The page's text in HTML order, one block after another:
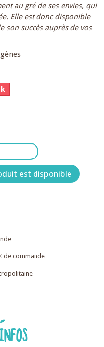
au gré de ses envies, qui
Elle est donc disponible
son succès auprès de vos
est disponible
de commande